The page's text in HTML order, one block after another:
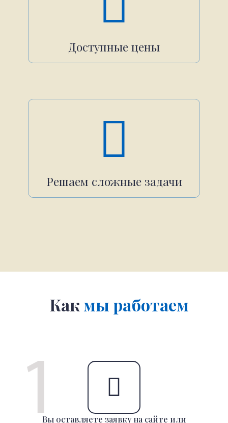
Доступные цены
Решаем сложные задачи
Какмы работаем
Вы оставляете заявку на сайте или